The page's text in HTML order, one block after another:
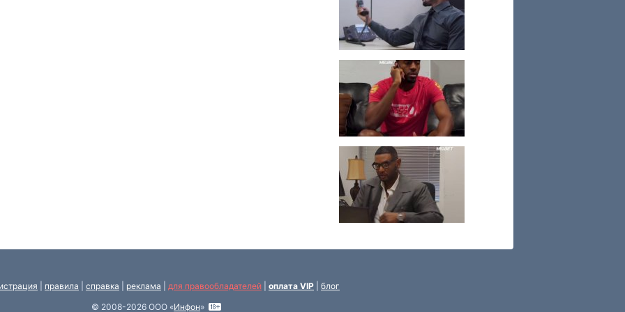
правила справка реклама для правообладателей оплата VIP
блог
© 2008-2026 ООО «Инфон»